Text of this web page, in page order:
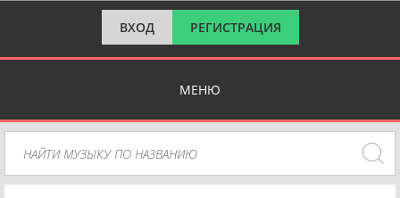
ВХОД РЕГИСТРАЦИЯ
МЕНЮ